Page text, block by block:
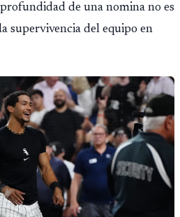
de una nomina no es
supervivencia del equipo en